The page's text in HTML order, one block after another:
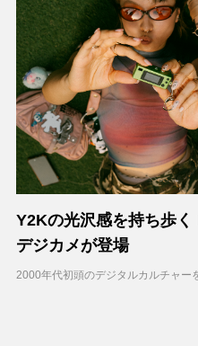
Y2Kの光沢感を持ち歩
デジカメが登場
2000年代初頭のデジタルカルチャー